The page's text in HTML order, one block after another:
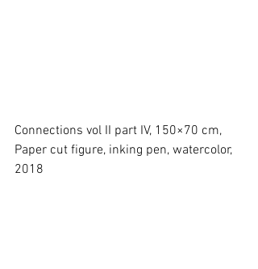
Connections vol II part IV, 150×70 cm,
Paper cut figure, inking pen, watercolor,
2018